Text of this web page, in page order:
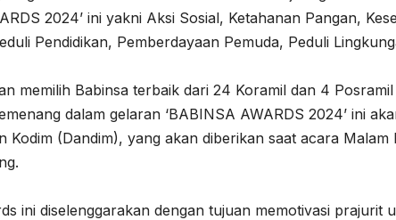
2024’ ini yakni Aksi Sosial, Ketahanan Pangan,
Pendidikan, Pemberdayaan Pemuda, Peduli
memilih Babinsa terbaik dari 24 Koramil dan 4
dalam gelaran ‘BABINSA AWARDS 2024’ ini
Kodim (Dandim), yang akan diberikan saat acara
ini diselenggarakan dengan tujuan memotivasi